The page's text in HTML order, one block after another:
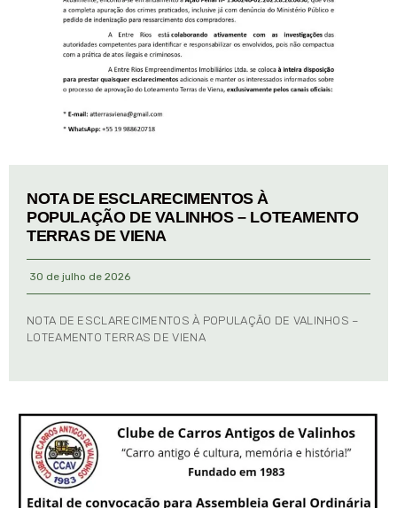
NOTA DE ESCLARECIMENTOS À
POPULAÇÃO DE VALINHOS – LOTEAMENTO
TERRAS DE VIENA
30 de julho de 2026
NOTA DE ESCLARECIMENTOS À POPULAÇÃO DE VALINHOS –
LOTEAMENTO TERRAS DE VIENA